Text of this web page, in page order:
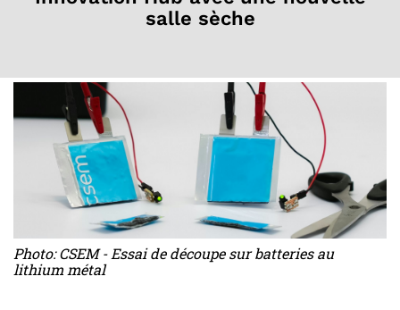
salle sèche
Photo: CSEM - Essai de découpe sur batteries au
lithium métal